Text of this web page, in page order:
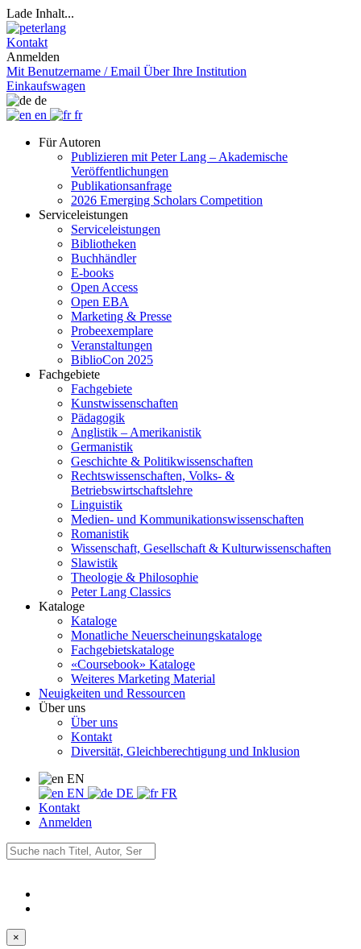
Lade Inhalt...
Kontakt
Anmelden
Mit Benutzername / Email Über Ihre Institution
Einkaufswagen
de
en
fr
Für Autoren
Publizieren mit Peter Lang – Akademische
Veröffentlichungen
Publikationsanfrage
2026 Emerging Scholars Competition
Serviceleistungen
Serviceleistungen
Bibliotheken
Buchhändler
E-books
Open Access
Open EBA
Marketing & Presse
Probeexemplare
Veranstaltungen
BiblioCon 2025
Fachgebiete
Fachgebiete
Kunstwissenschaften
Pädagogik
Anglistik – Amerikanistik
Germanistik
Geschichte & Politikwissenschaften
Rechtswissenschaften, Volks- &
Betriebswirtschaftslehre
Linguistik
Medien- und Kommunikationswissenschaften
Romanistik
Wissenschaft, Gesellschaft & Kulturwissenschaften
Slawistik
Theologie & Philosophie
Peter Lang Classics
Kataloge
Kataloge
Monatliche Neuerscheinungskataloge
Fachgebietskataloge
«Coursebook» Kataloge
Weiteres Marketing Material
Neuigkeiten und Ressourcen
Über uns
Über uns
Kontakt
Diversität, Gleichberechtigung und Inklusion
EN
EN
DE
FR
Kontakt
Anmelden
×